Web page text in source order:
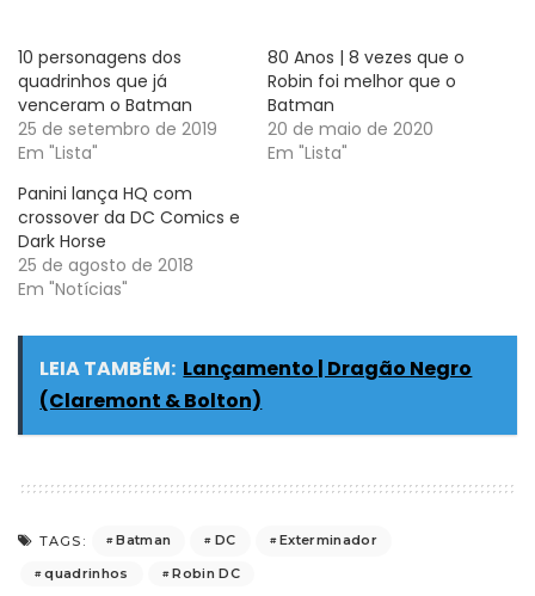
10 personagens dos
quadrinhos que já
venceram o Batman
25 de setembro de 2019
Em "Lista"
80 Anos | 8 vezes que o
Robin foi melhor que o
Batman
20 de maio de 2020
Em "Lista"
Panini lança HQ com
crossover da DC Comics e
Dark Horse
25 de agosto de 2018
Em "Notícias"
LEIA TAMBÉM: Lançamento | Dragão Negro
(Claremont & Bolton)
TAGS: Batman DC
Exterminador
quadrinhos
Robin DC